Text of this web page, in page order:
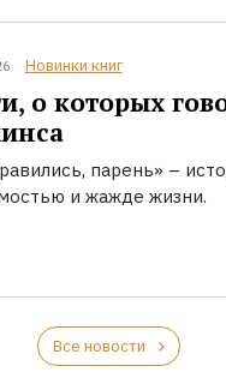
Новинки книг
о которых
парень» –
и жажде жизни.
Все новости